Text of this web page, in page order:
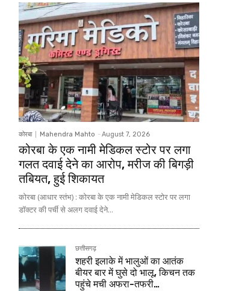
कोरबा Mahendra Mahto - August 7, 2026
कोरबा के एक नामी मेडिकल स्टोर पर लगा
गलत दवाई देने का आरोप, मरीज की बिगड़ी
तबियत, हुई शिकायत
कोरबा (आधार स्तंभ) : कोरबा के एक नामी मेडिकल स्टोर पर लगा
डॉक्टर की पर्ची से अलग दवाई देने...
छत्तीसगढ़
शहरी इलाके में भालुओं का आतंक
बीयर बार में घुसे दो भालू, किचन तक
पहुंचे मची अफरा-तफरी…